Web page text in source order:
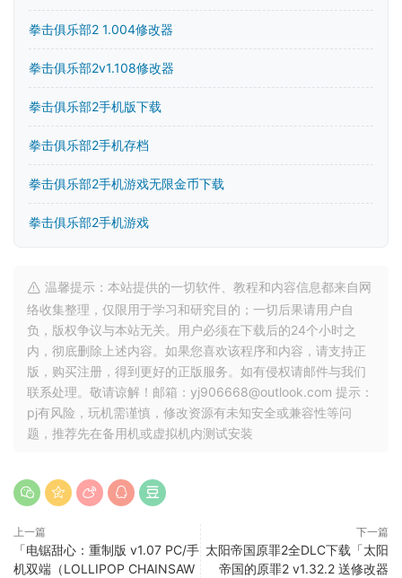
拳击俱乐部2 1.004修改器
拳击俱乐部2v1.108修改器
拳击俱乐部2手机版下载
拳击俱乐部2手机存档
拳击俱乐部2手机游戏无限金币下载
拳击俱乐部2手机游戏
温馨提示：本站提供的一切软件、教程和内容信息都来自网
络收集整理，仅限用于学习和研究目的；一切后果请用户自
负，版权争议与本站无关。用户必须在下载后的24个小时之
内，彻底删除上述内容。如果您喜欢该程序和内容，请支持正
版，购买注册，得到更好的正版服务。如有侵权请邮件与我们
联系处理。敬请谅解！邮箱：yj906668@outlook.com 提示：
pj有风险，玩机需谨慎，修改资源有未知安全或兼容性等问
题，推荐先在备用机或虚拟机内测试安装
上一篇
「电锯甜心：重制版 v1.07 PC/手
机双端（LOLLIPOP CHAINSAW
下一篇
太阳帝国原罪2全DLC下载「太阳
帝国的原罪2 v1.32.2 送修改器